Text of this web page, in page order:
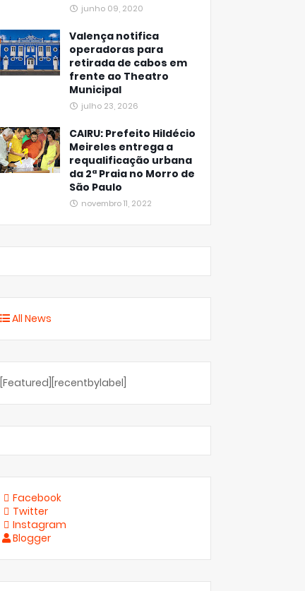
junho 09, 2020
Valença notifica
operadoras para
retirada de cabos em
frente ao Theatro
Municipal
julho 23, 2026
CAIRU: Prefeito Hildécio
Meireles entrega a
requalificação urbana
da 2ª Praia no Morro de
São Paulo
novembro 11, 2022
All News
[Featured][recentbylabel]
Facebook
Twitter
Instagram
Blogger